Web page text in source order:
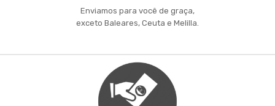
Enviamos para você de graça,
exceto Baleares, Ceuta e Melilla.